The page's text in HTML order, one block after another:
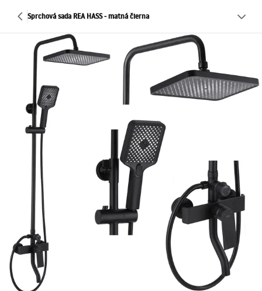
Sprchová sada REA HASS - matná čierna